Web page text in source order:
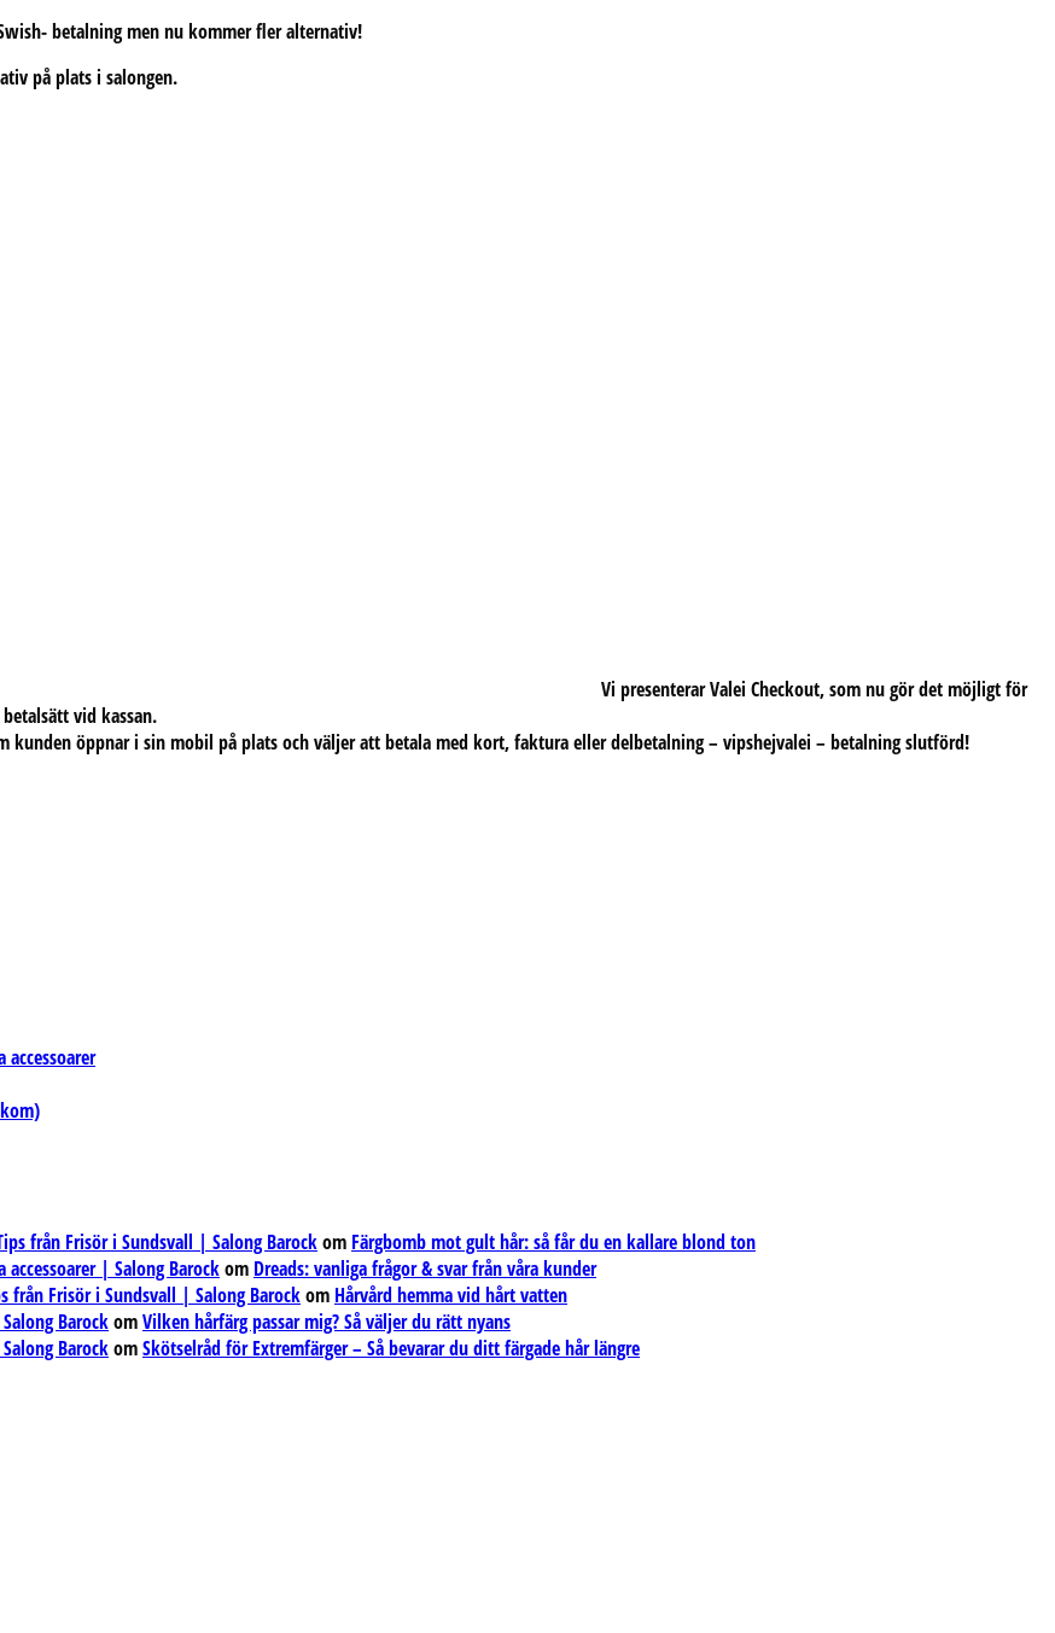
betalning men nu kommer fler alternativ!
på plats i salongen.
Vi presenterar Valei Checkout, som nu gör det möjligt för
vid kassan.
kunden öppnar i sin mobil på plats och väljer att betala med kort, faktura eller delbetalning – vipshejvalei – betalning slutförd!
från Frisör i Sundsvall | Salong Barockom Färgbomb mot gult hår: så får du en kallare blond ton
| Salong Barockom Dreads: vanliga frågor & svar från våra kunder
från Frisör i Sundsvall | Salong Barockom Hårvård hemma vid hårt vatten
BarockomVilken hårfärg passar mig? Så väljer du rätt nyans
BarockomSkötselråd för Extremfärger – Så bevarar du ditt färgade hår längre